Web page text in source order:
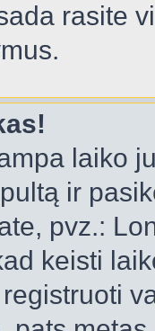
rasite
laiko
ir
pvz.:
keisti